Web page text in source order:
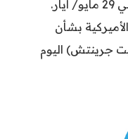
بشأن
الساعة (14:30 بتوقيت جرينتش) اليوم